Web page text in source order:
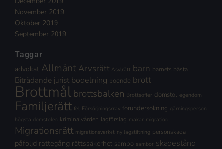
November 2019
Oktober 2019
September 2019
Taggar
advokat Allmänt Arvsrätt Asylrätt barn barnets bästa
Biträdande jurist bodelning boende brott
Brottmålbrottsbalken Brottsoffer domstol egendom
Familjerätt fel Försörjningskrav förundersökning gärningsperson
högsta domstolen kriminalvården lagförslag makar migration
Migrationsrätt migrationsverket ny lagstiftning personskada
påföljd rättegång rättssäkerhet sambo sambor skadestånd